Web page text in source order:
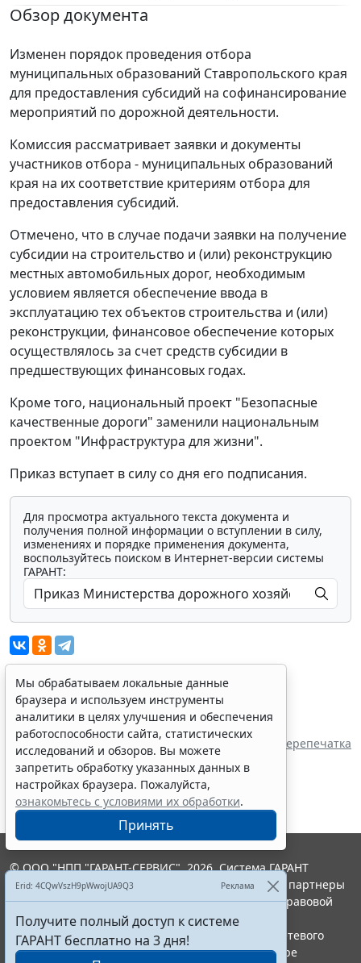
Обзор документа
Изменен порядок проведения отбора
муниципальных образований Ставропольского края
для предоставления субсидий на софинансирование
мероприятий по дорожной деятельности.
Комиссия рассматривает заявки и документы
участников отбора - муниципальных образований
края на их соответствие критериям отбора для
предоставления субсидий.
Отмечено, что в случае подачи заявки на получение
субсидии на строительство и (или) реконструкцию
местных автомобильных дорог, необходимым
условием является обеспечение ввода в
эксплуатацию тех объектов строительства и (или)
реконструкции, финансовое обеспечение которых
осуществлялось за счет средств субсидии в
предшествующих финансовых годах.
Кроме того, национальный проект "Безопасные
качественные дороги" заменили национальным
проектом "Инфраструктура для жизни".
Приказ вступает в силу со дня его подписания.
Для просмотра актуального текста документа и
получения полной информации о вступлении в силу,
изменениях и порядке применения документа,
воспользуйтесь поиском в Интернет-версии системы
ГАРАНТ:
Показать все материалы
Источник:
Министерство дорожного хозяйства и
транспорта Ставропольского края
Перепечатка
Мы обрабатываем локальные данные
браузера и используем инструменты
аналитики в целях улучшения и обеспечения
работоспособности сайта, статистических
исследований и обзоров. Вы можете
запретить обработку указанных данных в
настройках браузера. Пожалуйста,
ознакомьтесь с условиями их обработки.
Принять
Erid: 4CQwVszH9pWwojUA9Q3 Реклама
Получите полный доступ к системе
ГАРАНТ бесплатно на 3 дня!
© ООО "НПП "ГАРАНТ-СЕРВИС", 2026. Система ГАРАНТ
выпускается с 1990 года. Компания "Гарант" и ее партнеры
являются участниками Российской ассоциации правовой
информации ГАРАНТ.
Портал ГАРАНТ.РУ зарегистрирован в качестве сетевого
издания Федеральной службой по надзору в сфере